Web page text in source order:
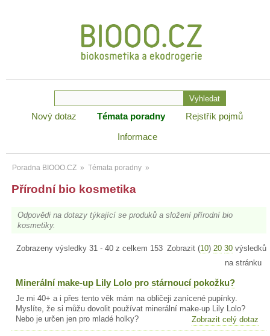
Nový dotaz Témata poradny
Rejstřík pojmů
Informace
Poradna BIOOO.CZ » Témata poradny »
Přírodní bio kosmetika
Odpovědi na dotazy týkající se produků a složení přírodní bio
kosmetiky.
Zobrazeny výsledky 31 - 40 z celkem 153 Zobrazit (10) 20 30 výsledků
na stránku
Minerální make-up Lily Lolo pro stárnoucí pokožku?
Je mi 40+ a i přes tento věk mám na obličeji zanícené pupínky.
Myslíte, že si můžu dovolit používat minerální make-up Lily Lolo?
Nebo je určen jen pro mladé holky?
Zobrazit celý dotaz